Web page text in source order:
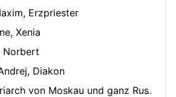
Erzpriester
Xenia
Norbert
Diakon
von Moskau und ganz Russland